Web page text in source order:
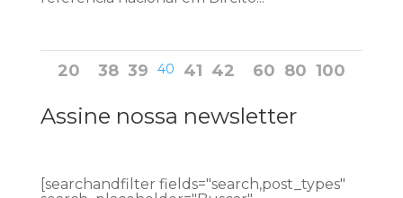
20 38 39 40 41 42 60 80 100
Assine nossa newsletter
[searchandfilter fields="search,post_types"